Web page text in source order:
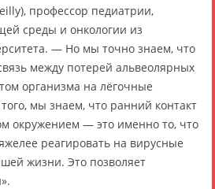
профессор педиатрии,
среды и онкологии из
— Но мы точно знаем, что
между потерей альвеолярных
организма на лёгочные
мы знаем, что ранний контакт
окружением — это именно то, что
реагировать на вирусные
жизни. Это позволяет